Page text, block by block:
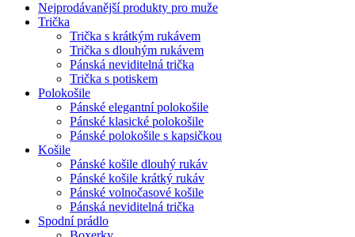
Nejprodávanější produkty pro muže
Trička
Trička s krátkým rukávem
Trička s dlouhým rukávem
Pánská neviditelná trička
Trička s potiskem
Polokošile
Pánské elegantní polokošile
Pánské klasické polokošile
Pánské polokošile s kapsičkou
Košile
Pánské košile dlouhý rukáv
Pánské košile krátký rukáv
Pánské volnočasové košile
Pánská neviditelná trička
Spodní prádlo